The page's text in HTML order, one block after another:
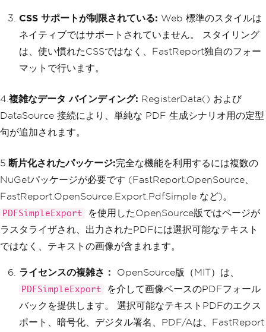
CSS サポートが制限されている: Web 標準のスタイルは
ネイティブではサポートされていません。 スタイリング
は、使い慣れたCSSではなく、FastReport独自のフォー
マットで行います。
4. 複雑なデータ バインディング: RegisterData() および
DataSource 接続により、単純な PDF 生成シナリオ用の定型
句が追加されます。
5. 断片化されたパッケージ:完全な機能を利用するには複数の
NuGetパッケージが必要です (FastReport.OpenSource、
FastReport.OpenSource.Export.PdfSimple など)。
PDFSimpleExport
を使用したOpenSource版ではページが
ラスタライザされ、出力されたPDFには選択可能なテキスト
ではなく、テキストの画像が含まれます。
ライセンスの複雑さ： OpenSource版（MIT）は、
PDFSimpleExport
を介して画像ベースのPDFフォール
バックを提供します。 選択可能なテキストPDFのエクス
ポート、暗号化、デジタル署名、PDF/Aは、FastReport